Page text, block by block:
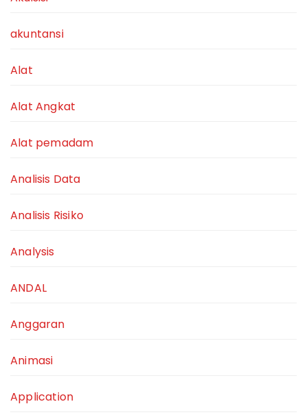
akuntansi
Alat
Alat Angkat
Alat pemadam
Analisis Data
Analisis Risiko
Analysis
ANDAL
Anggaran
Animasi
Application